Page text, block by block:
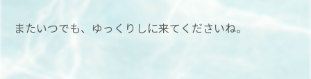
またいつでも、ゆっくりしに来てくださいね。